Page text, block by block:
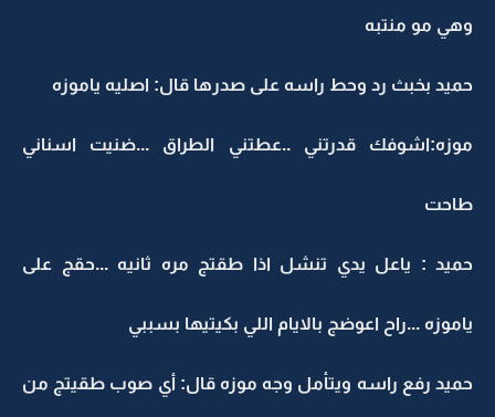
وهي مو منتبه
حميد بخبث رد وحط راسه على صدرها قال: اصليه ياموزه
موزه:اشوفك قدرتني ..عطتني الطراق ...ضنيت اسناني
طاحت
حميد : ياعل يدي تنشل اذا طقتج مره ثانيه ...حقج على
ياموزه ...راح اعوضج بالايام اللي بكيتيها بسببي
حميد رفع راسه ويتأمل وجه موزه قال: أي صوب طقيتج من